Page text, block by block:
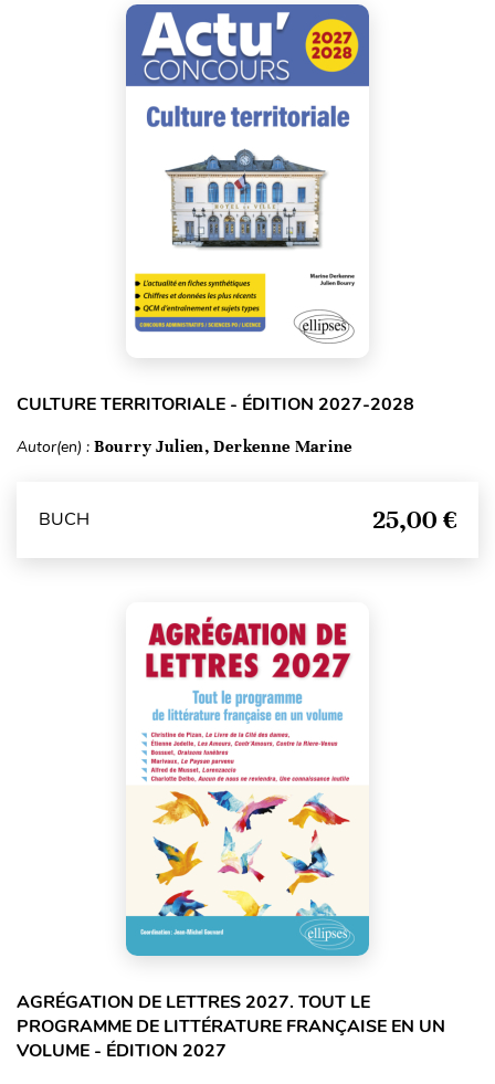
CULTURE TERRITORIALE - ÉDITION 2027-2028
Autor(en) : Bourry Julien, Derkenne Marine
BUCH 25,00 €
AGRÉGATION DE LETTRES 2027. TOUT LE
PROGRAMME DE LITTÉRATURE FRANÇAISE EN UN
VOLUME - ÉDITION 2027